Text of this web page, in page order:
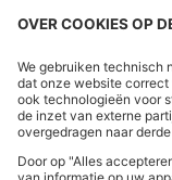
Privacyverklaring